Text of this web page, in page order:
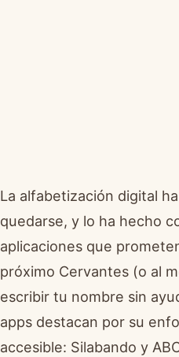
La alfabetización digital
quedarse, y lo ha hecho
aplicaciones que
próximo Cervantes (o al
escribir tu nombre sin
apps destacan por su
accesible: Silabando y